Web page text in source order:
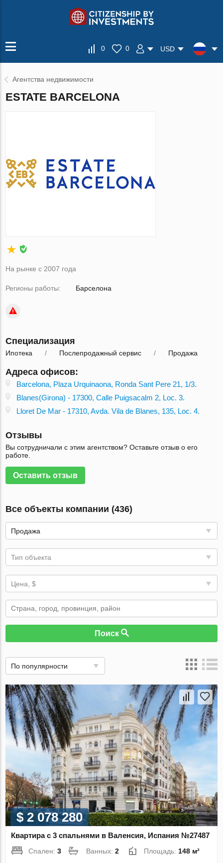
0 0 USD
Агентства недвижимости
ESTATE BARCELONA
На рынке с 2007 года
Регионы работы: Барселона
Специализация
Ипотека Послепродажный сервис Продажа
Адреса офисов:
Barcelona, Plaza Urquinaona, Ronda Sant Pere 21, 1/3.
Blanes(Girona) - 17300, Calle Puigsacalm 2, Loc. 3.
Lloret De Mar - 17310, Avda. Vila de Blanes, 135, Loc. 4.
Отзывы
Вы сотрудничали с этим агентством? Оставьте отзыв о его
работе.
Оставить отзыв
Все объекты компании (436)
Продажа
Тип объекта
Цена, $
Поиск
По популярности
$ 2 078 280
Квартира с 3 спальнями в Валенсия, Испания №27487
Спален:3 Ванных:2 Площадь: 148 м²